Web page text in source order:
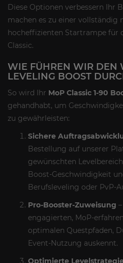
Diese Optionen verbessern Ihr
machen es zu einer vollständig
hocheffizienten Startrampe für
Classic.
WIE FÜHREN WIR DEN
LEVELING BOOST
So wird Ihr MoP Classic 1-90
gehandhabt, um
zu gewährleisten:
Sichere
Bestellung auf unserer
gewünschten
Boost-Geschwindigkeit
Berufsleveling oder PvP-
Pro-Booster-Zuweisung
engagierten, MoP-
optimalen Questpfaden,
Event-Nutzung auskennt.
Optimierte